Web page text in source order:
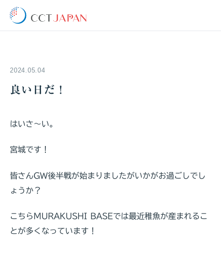
2024.05.04
良い日だ！
はいさ～い。
宮城です！
皆さんGW後半戦が始まりましたがいかがお過ごしでし
ょうか？
こちらMURAKUSHI BASEでは最近稚魚が産まれるこ
とが多くなっています！